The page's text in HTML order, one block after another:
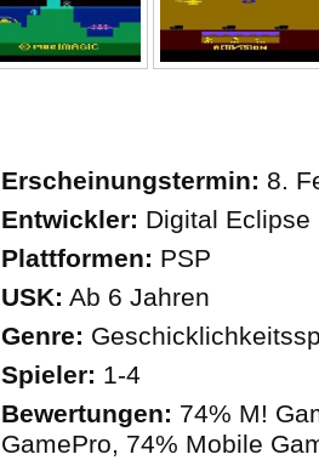
Erscheinungstermin: 8.
Entwickler: Digital Eclipse
Plattformen: PSP
USK: Ab 6 Jahren
Genre:
Spieler: 1-4
Bewertungen: 74% M!
GamePro, 74% Mobile